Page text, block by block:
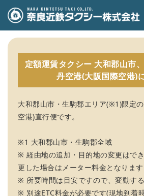
定額運賃タクシー 大和郡山市
丹空港(大阪国際空港)
大和郡山市・生駒郡エリア(※1)限定
空港)直行便です。
※1 大和郡山市・生駒郡全域
※ 経由地の追加・目的地の変更はで
更した場合はメーター料金となります
※ 所要時間は目安ですので、変動す
※ 別途ETC料金が必要です(現地到着